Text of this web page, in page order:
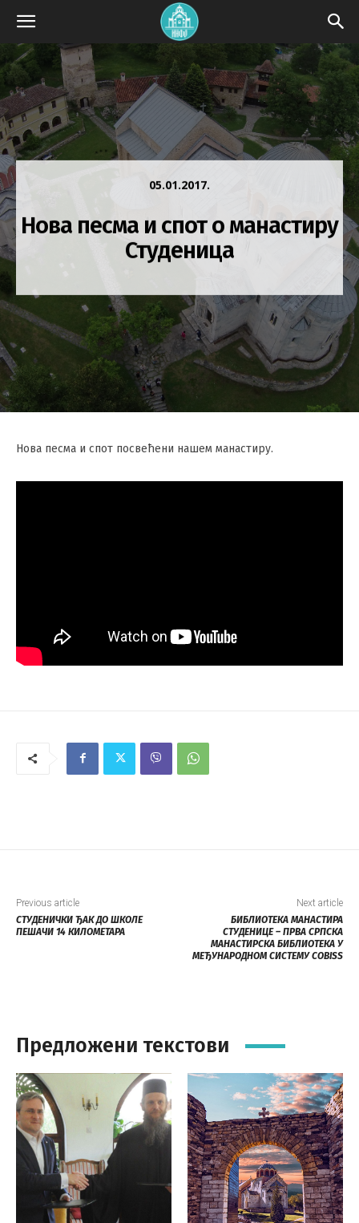
05.01.2017.
Нова песма и спот о манастиру
Студеница
Нова песма и спот посвећени нашем манастиру.
Previous article
СТУДЕНИЧКИ ЂАК ДО ШКОЛЕ
ПЕШАЧИ 14 КИЛОМЕТАРА
Next article
БИБЛИОТЕКА МАНАСТИРА
СТУДЕНИЦЕ – ПРВА СРПСКА
МАНАСТИРСКА БИБЛИОТЕКА У
МЕЂУНАРОДНОМ СИСТЕМУ COBISS
Предложени текстови